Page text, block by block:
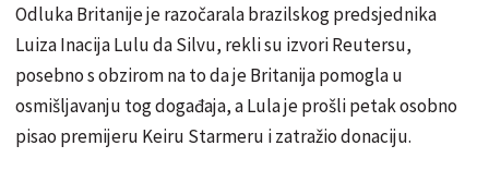
Odluka Britanije je razočarala brazilskog predsjednika
Luiza Inacija Lulu da Silvu, rekli su izvori Reutersu,
posebno s obzirom na to da je Britanija pomogla u
osmišljavanju tog događaja, a Lula je prošli petak osobno
pisao premijeru Keiru Starmeru i zatražio donaciju.